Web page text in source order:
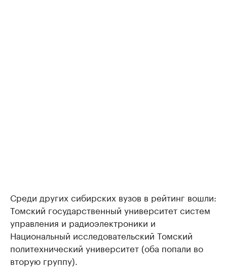
Среди других сибирских вузов в рейтинг вошли:
Томский государственный университет систем
управления и радиоэлектроники и
Национальный исследовательский Томский
политехнический университет (оба попали во
вторую группу).